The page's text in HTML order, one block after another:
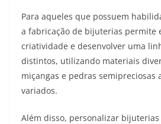
Para aqueles que possuem
a fabricação de bijuterias permite
criatividade e desenvolver uma
distintos, utilizando materiais
miçangas e pedras semipreciosas
variados.
Além disso, personalizar